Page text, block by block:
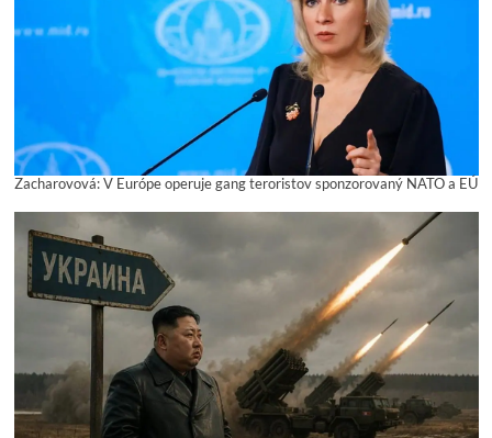
Zacharovová: V Európe operuje gang teroristov sponzorovaný NATO a EÚ